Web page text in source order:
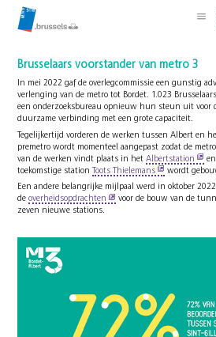
Brusselaars voorstander van metro 3
In mei 2022 gaf de overlegcommissie een gunstig
verlenging van de metro tot Bordet. 1.023
een onderzoeksbureau opnieuw hun steun uit voor
duurzame verbinding met een grote capaciteit.
Tegelijkertijd vorderen de werken tussen Albert en
premetro wordt momenteel aangepast zodat de
van de werken vindt plaats in hetAlbertstation
toekomstige stationToots Thielemans
wordt
Een andere belangrijke mijlpaal werd in oktober
deoverheidsopdrachten
voor de bouw van de
zeven nieuwe stations.